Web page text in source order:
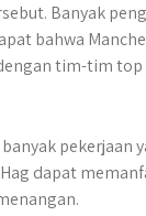
Banyak
bahwa
tim-tim
pekerjaan
dapat